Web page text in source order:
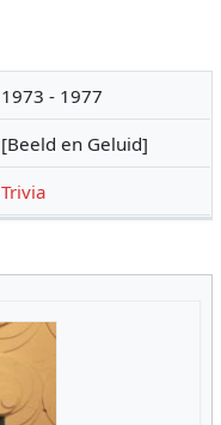
1973 - 1977
[Beeld en Geluid]
Trivia